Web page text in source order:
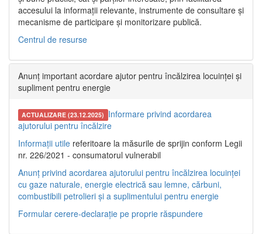
accesului la informații relevante, instrumente de consultare și
mecanisme de participare și monitorizare publică.
Centrul de resurse
Anunț important acordare ajutor pentru încălzirea locuinței și
supliment pentru energie
ACTUALIZARE (23.12.2025) Informare privind acordarea
ajutorului pentru încălzire
Informații utile referitoare la măsurile de sprijin conform Legii
nr. 226/2021 - consumatorul vulnerabil
Anunț privind acordarea ajutorului pentru încălzirea locuinței
cu gaze naturale, energie electrică sau lemne, cărbuni,
combustibili petrolieri și a suplimentului pentru energie
Formular cerere-declarație pe proprie răspundere